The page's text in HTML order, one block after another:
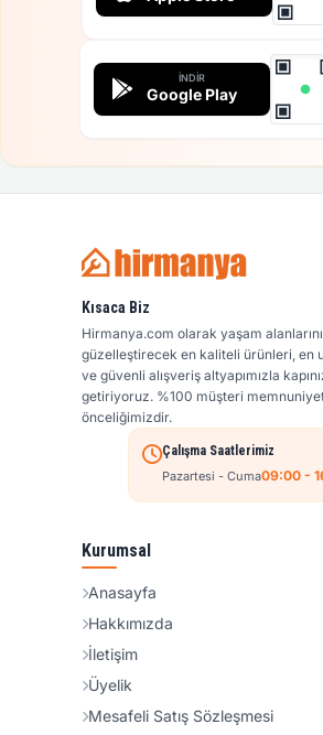
İNDIR
Google Play
Kısaca Biz
Hirmanya.com olarak yaşam
güzelleştirecek en kaliteli ürünleri, en
ve güvenli alışveriş altyapımızla
getiriyoruz. %100 müşteri
önceliğimizdir.
Çalışma Saatlerimiz
Pazartesi - Cuma09:00 -
Kurumsal
Anasayfa
Hakkımızda
İletişim
Üyelik
Mesafeli Satış Sözleşmesi